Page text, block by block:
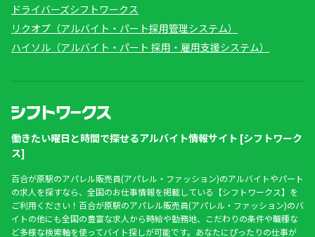
ドライバーズシフトワークス
リクオプ（アルバイト・パート採用管理システム）
ハイソル（アルバイト・パート 採用・雇用支援システム）
働きたい曜日と時間で探せるアルバイト情報サイト [シフトワーク
ス]
百合が原駅のアパレル販売員(アパレル・ファッション)のアルバイトやパート
の求人を探すなら、全国のお仕事情報を掲載している【シフトワークス】を
ご利用ください！百合が原駅のアパレル販売員(アパレル・ファッション)のバ
イトの他にも全国の豊富な求人から時給や勤務地、こだわりの条件や職種な
ど多様な検索軸を使ってバイト探しが可能です。あなたにぴったりの仕事が